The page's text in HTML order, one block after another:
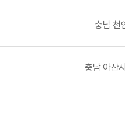
충남 천
충남 아산